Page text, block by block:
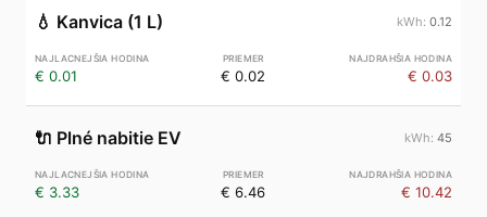
💧 Kanvica (1 L) 0.12
€ 0.01 € 0.02 € 0.03
🔌 Plné nabitie EV 45
€ 3.33 € 6.46 € 10.42